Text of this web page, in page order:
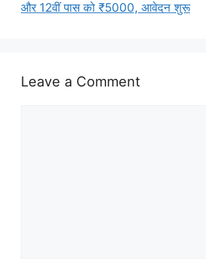
और 12वीं पास को ₹5000, आवेदन शुरू
Leave a Comment